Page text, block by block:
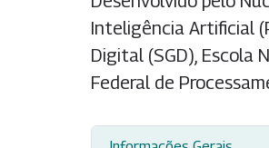
Inteligência Artificial
Digital (SGD), Escola
Federal de